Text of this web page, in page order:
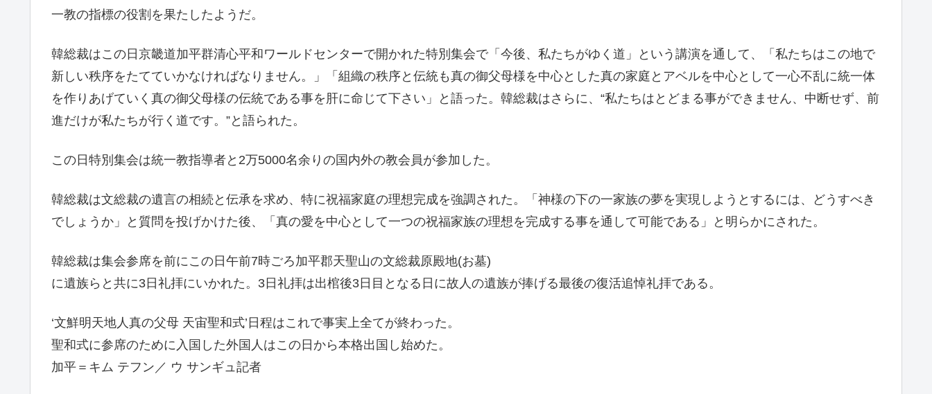
一教の指標の役割を果たしたようだ。
韓総裁はこの日京畿道加平群清心平和ワールドセンターで開かれた特別集会で「今後、私たちがゆく道」という講演を通して、「私たちはこの地で
新しい秩序をたてていかなければなりません。」「組織の秩序と伝統も真の御父母様を中心とした真の家庭とアベルを中心として一心不乱に統一体
を作りあげていく真の御父母様の伝統である事を肝に命じて下さい」と語った。韓総裁はさらに、“私たちはとどまる事ができません、中断せず、前
進だけが私たちが行く道です。”と語られた。
この日特別集会は統一教指導者と2万5000名余りの国内外の教会員が参加した。
韓総裁は文総裁の遺言の相続と伝承を求め、特に祝福家庭の理想完成を強調された。「神様の下の一家族の夢を実現しようとするには、どうすべき
でしょうか」と質問を投げかけた後、「真の愛を中心として一つの祝福家族の理想を完成する事を通して可能である」と明らかにされた。
韓総裁は集会参席を前にこの日午前7時ごろ加平郡天聖山の文総裁原殿地(お墓)
に遺族らと共に3日礼拝にいかれた。3日礼拝は出棺後3日目となる日に故人の遺族が捧げる最後の復活追悼礼拝である。
‘文鮮明天地人真の父母 天宙聖和式’日程はこれで事実上全てが終わった。
聖和式に参席のために入国した外国人はこの日から本格出国し始めた。
加平＝キム テフン／ ウ サンギュ記者